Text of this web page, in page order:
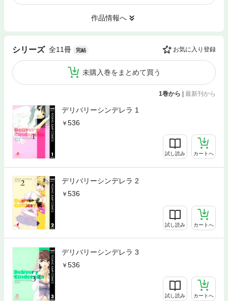
作品情報へ
シリーズ 全11冊 完結 お気に入り登録
未購入巻をまとめて買う
1巻から 最新刊から
デリバリーシンデレラ 1
536
試し読み カートへ
デリバリーシンデレラ 2
536
試し読み カートへ
デリバリーシンデレラ 3
536
試し読み カートへ